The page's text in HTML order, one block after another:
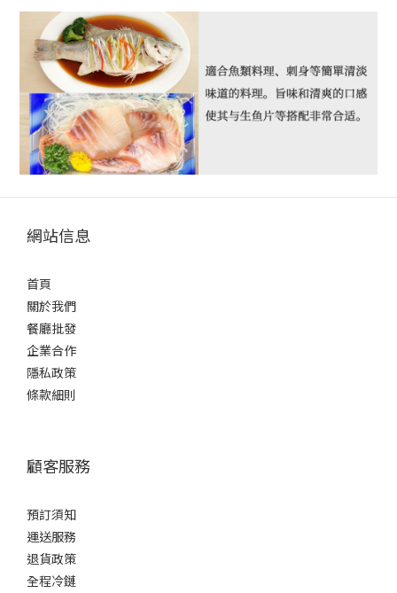
網站信息
首頁
關於我們
餐廳批發
企業合作
隱私政策
條款細則
顧客服務
預訂須知
運送服務
退貨政策
全程冷鏈